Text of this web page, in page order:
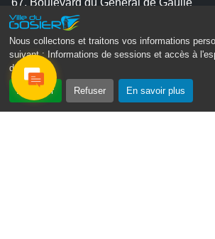
Nous collectons et traitons vos informations
suivant :
Informations de sessions et accès à
des pages .
Accepter Refuser En savoir plus
97190 Le Gosier
Tél. 05 90 84 86 86
Envoyer un email
Contacter la P.R.A.D.A